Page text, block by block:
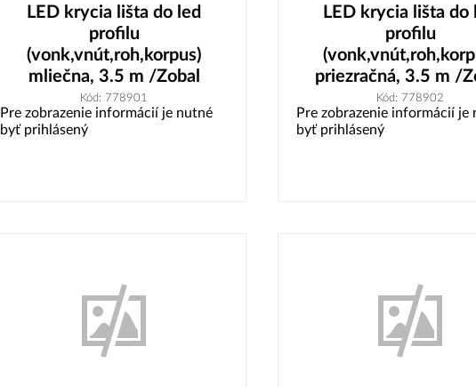
LED krycia lišta do led
profilu
(vonk,vnút,roh,korpus)
mliečna, 3.5 m /Zobal
Kód: 778901
Pre zobrazenie informácií je nutné
byť prihlásený
LED krycia lišta do
profilu
priezračná, 3.5 m /
Kód: 778902
Pre zobrazenie informácií je
byť prihlásený